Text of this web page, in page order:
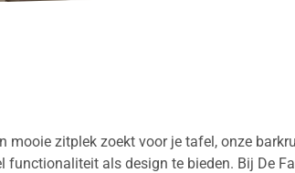
zitplek zoekt voor je tafel, onze
functionaliteit als design te bieden. Bij De